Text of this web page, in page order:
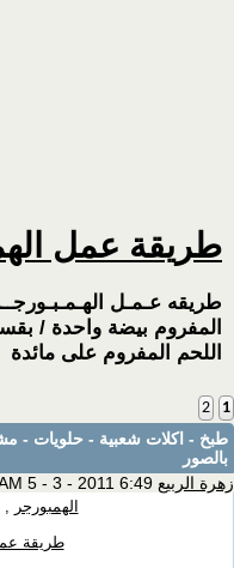
طريقة عمل
طريقه عـمـل
المفروم بيضة واحدة /
اللحم المفروم على مائدة
1
2
طبخ - اكلات شعبية - حلويات -
بالصور
زهرة الربيع
الهمبورجر ,
طريقة